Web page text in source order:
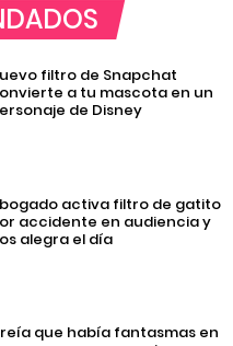
filtro de Snapchat
a tu mascota en un
de Disney
activa filtro de gatito
accidente en audiencia y
alegra el día
que había fantasmas en